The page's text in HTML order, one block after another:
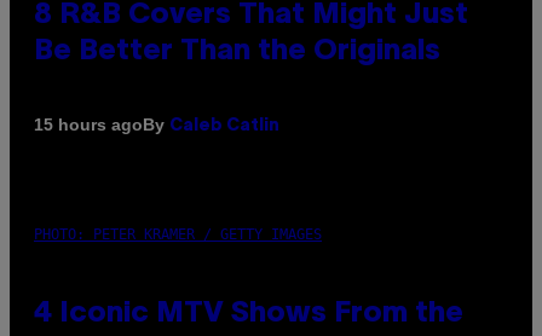
8 R&B Covers That Might Just
Be Better Than the Originals
15 hours agoBy Caleb Catlin
PHOTO: PETER KRAMER / GETTY IMAGES
4 Iconic MTV Shows From the